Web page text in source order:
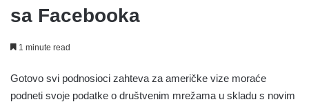
sa Facebooka
1 minute read
Gotovo svi podnosioci zahteva za američke vize moraće
podneti svoje podatke o društvenim mrežama u skladu s novim